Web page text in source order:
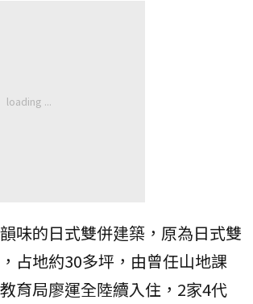
味的日式雙併建築，原為日式雙
占地約30多坪，由曾任山地課
育局廖運全陸續入住，2家4代